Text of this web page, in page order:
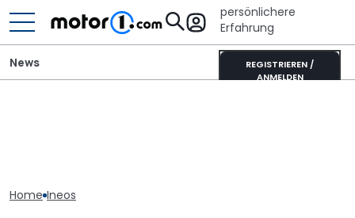
persönlichere
Erfahrung
REGISTRIEREN /
ANMELDEN
News
Home Ineos